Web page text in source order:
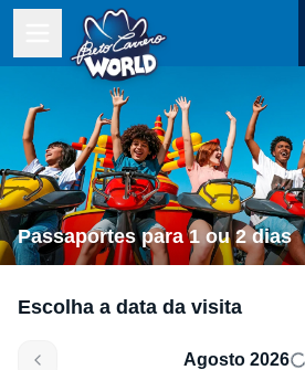
Passaportes para 1 ou 2 dias
Escolha a data da visita
Agosto 2026